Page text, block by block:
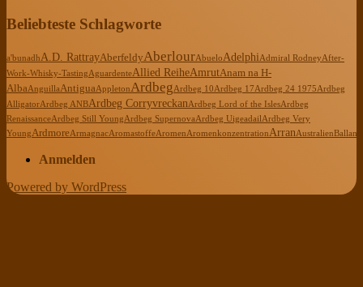
Beliebteste Schlagworte
a'bunadhA.D. RattrayAberfeldyAberlourAbueloAdelphiAdmiral RodneyAfter-
Work-Whisky-TastingAguardenteAllied ReiheAmrutAnam na H-
AlbaAnguillaAntiguaAppletonArdbegArdbeg 10Ardbeg 17Ardbeg 24 1975Ardbeg
AlligatorArdbeg ANBArdbeg CorryvreckanArdbeg Lord of the IslesArdbeg
RenaissanceArdbeg Still YoungArdbeg SupernovaArdbeg UigeadailArdbeg Very
YoungArdmoreArmagnacAromastoffeAromenAromenkonzentrationArranAustralien
Anmelden
Powered by WordPress